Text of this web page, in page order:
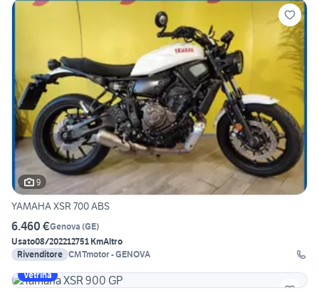
9
YAMAHA XSR 700 ABS
6.460 €Genova (GE)
Usato08/202212751 KmAltro
Rivenditore CMTmotor - GENOVA
Vetrina